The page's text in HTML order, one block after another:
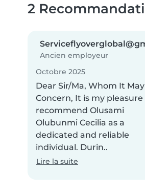
2
Ancien employeur
Octobre 2025
Dear Sir/Ma, Whom It May
Concern, It is my
recommend Olusami
Olubunmi Cecilia as a
dedicated and reliable
individual. Durin..
Lire la suite